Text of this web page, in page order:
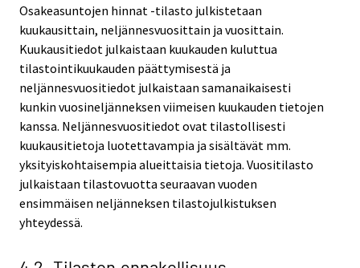
Osakeasuntojen hinnat -tilasto julkistetaan
kuukausittain, neljännesvuosittain ja vuosittain.
Kuukausitiedot julkaistaan kuukauden kuluttua
tilastointikuukauden päättymisestä ja
neljännesvuositiedot julkaistaan samanaikaisesti
kunkin vuosineljänneksen viimeisen kuukauden tietojen
kanssa. Neljännesvuositiedot ovat tilastollisesti
kuukausitietoja luotettavampia ja sisältävät mm.
yksityiskohtaisempia alueittaisia tietoja. Vuositilasto
julkaistaan tilastovuotta seuraavan vuoden
ensimmäisen neljänneksen tilastojulkistuksen
yhteydessä.